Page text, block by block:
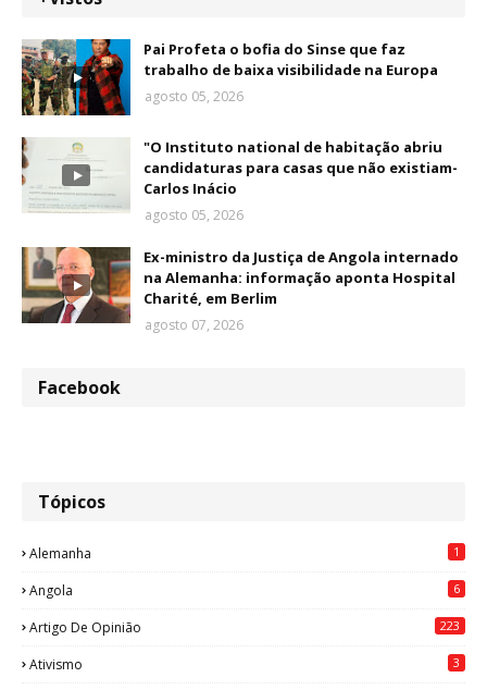
Pai Profeta o bofia do Sinse que faz
trabalho de baixa visibilidade na Europa
agosto 05, 2026
"O Instituto national de habitação abriu
candidaturas para casas que não existiam-
Carlos Inácio
agosto 05, 2026
Ex-ministro da Justiça de Angola internado
na Alemanha: informação aponta Hospital
Charité, em Berlim
agosto 07, 2026
Facebook
Tópicos
Alemanha 1
Angola 6
Artigo De Opinião 223
Ativismo 3